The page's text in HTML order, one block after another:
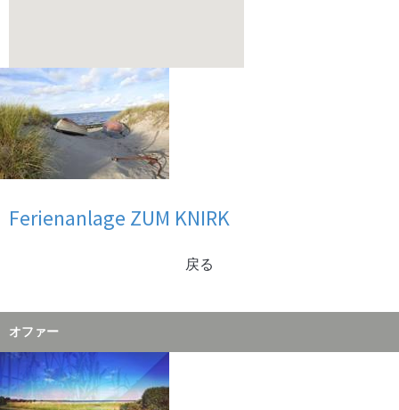
In den Ferien bei unserem Partner - der Gebietsgemeinschaft Grünes
Binnenland -…mehr
Mögen Sie die roten Nasen? Dann sind Sie bei unserem Ferien am
Ferienanlage ZUM KNIRK
戻る
オファー